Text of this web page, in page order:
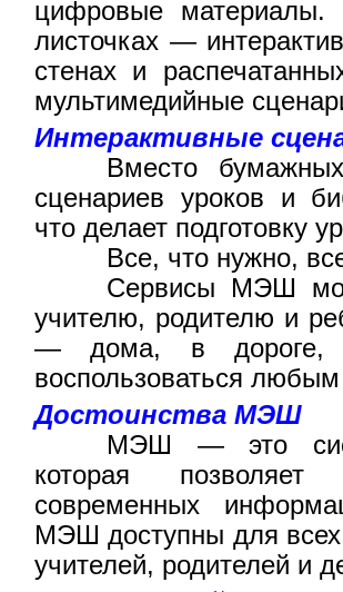
цифровые материалы.
листочках —
стенах и
мультимедийные
Интерактивные
Вместо
сценариев уроков и
что делает подготовку
Все, что нужно,
Сервисы МЭШ
учителю, родителю и
— дома, в дороге,
воспользоваться
Достоинства МЭШ
МЭШ — это
которая
современных
МЭШ доступны для всех
учителей, родителей и